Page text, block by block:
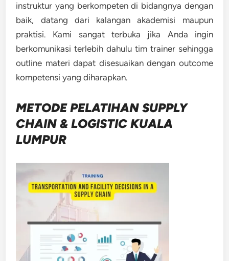
instruktur yang berkompeten di bidangnya dengan
baik, datang dari kalangan akademisi maupun
praktisi. Kami sangat terbuka jika Anda ingin
berkomunikasi terlebih dahulu tim trainer sehingga
outline materi dapat disesuaikan dengan outcome
kompetensi yang diharapkan.
METODEPELATIHAN SUPPLY
CHAIN & LOGISTIC KUALA
LUMPUR